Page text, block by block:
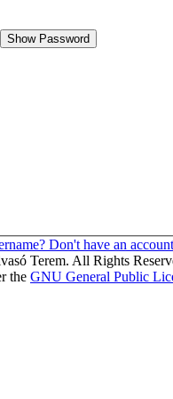
Show Password
Don't have an
Terem. All Rights
the GNU General Public